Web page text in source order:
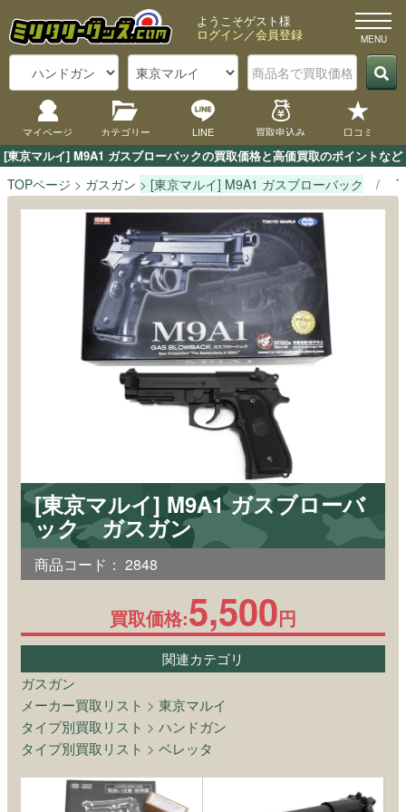
[東京マルイ] M9A1 ガスブローバックの買取価格と高価買取のポイントな
ようこそゲスト様
ログイン／会員登録
マイページ カテゴリー LINE 買取申込み 口コミ
TOPページ ガスガン [東京マルイ] M9A1 ガスブローバック
[東京マルイ] M9A1 ガスブローバ
ック ガスガン
商品コード： 2848
買取価格:5,500円
関連カテゴリ
ガスガン
メーカー買取リスト > 東京マルイ
タイプ別買取リスト > ハンドガン
タイプ別買取リスト > ベレッタ